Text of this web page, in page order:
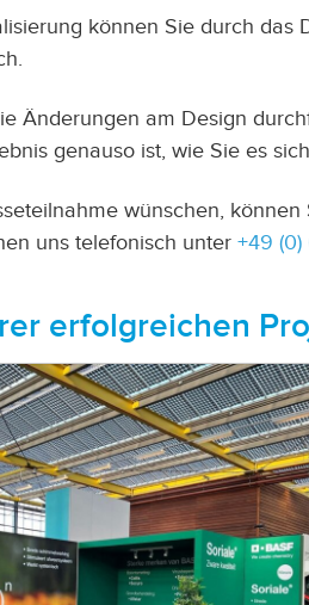
können Sie durch
Änderungen am Design
genauso ist, wie Sie es
wünschen, können
uns telefonisch unter +49
erfolgreichen